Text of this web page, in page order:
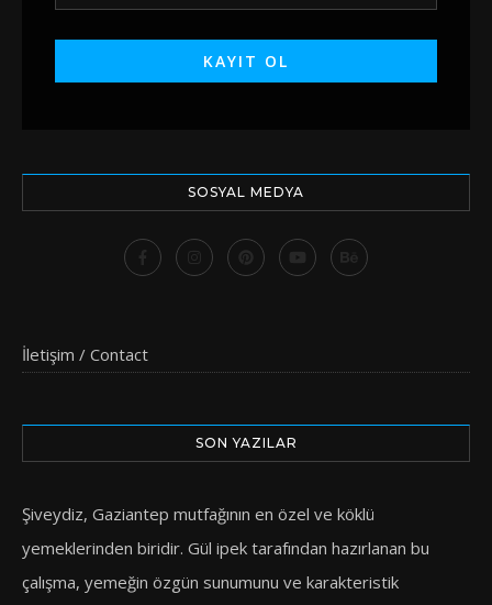
SOSYAL MEDYA
İletişim / Contact
SON YAZILAR
Şiveydiz, Gaziantep mutfağının en özel ve köklü
yemeklerinden biridir. Gül ipek tarafından hazırlanan bu
çalışma, yemeğin özgün sunumunu ve karakteristik